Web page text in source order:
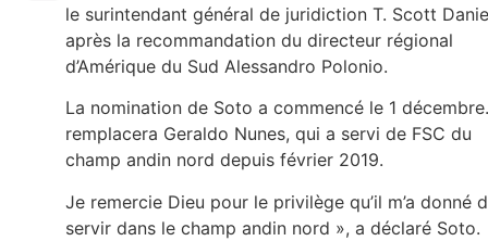
le surintendant général de juridiction T. Scott
après la recommandation du directeur régional
d’Amérique du Sud Alessandro Polonio.
La nomination de Soto a commencé le 1
remplacera Geraldo Nunes, qui a servi de FSC du
champ andin nord depuis février 2019.
Je remercie Dieu pour le privilège qu’il m’a donné
servir dans le champ andin nord », a déclaré Soto.